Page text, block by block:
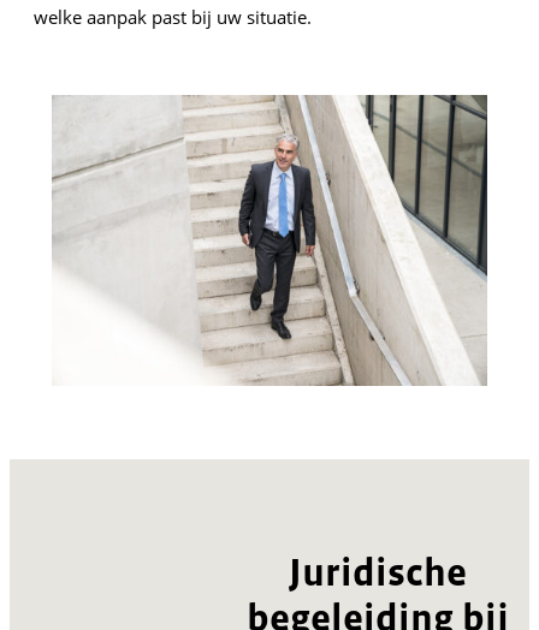
welke aanpak past bij uw situatie.
Juridische
begeleiding bij